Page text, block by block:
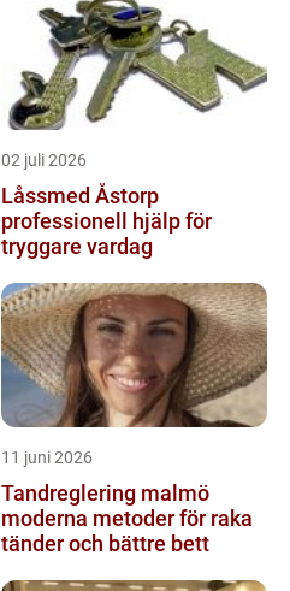
02 juli 2026
Låssmed Åstorp
professionell hjälp för
tryggare vardag
11 juni 2026
Tandreglering malmö
moderna metoder för raka
tänder och bättre bett